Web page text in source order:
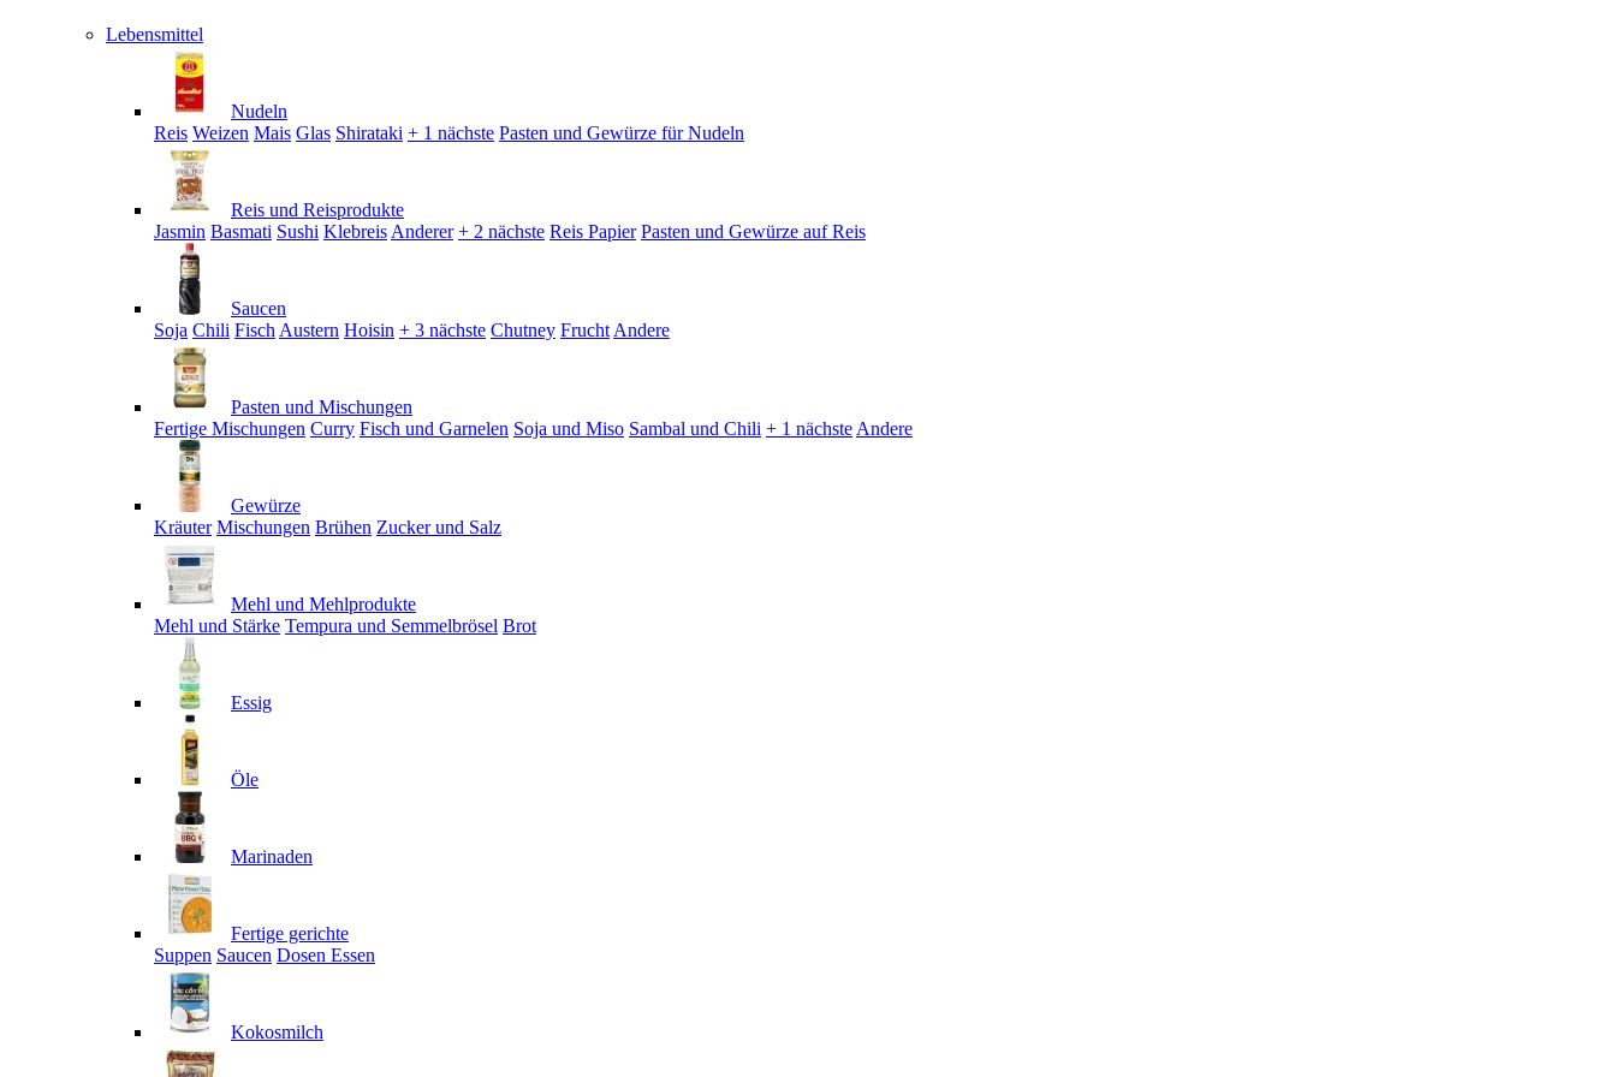
Lebensmittel
Nudeln
Reis Weizen Mais Glas Shirataki + 1 nächste Pasten und Gewürze für Nudeln
Reis und Reisprodukte
Jasmin Basmati Sushi Klebreis Anderer + 2 nächste Reis Papier Pasten und Gewürze auf Reis
Saucen
Soja Chili Fisch Austern Hoisin + 3 nächste Chutney Frucht Andere
Pasten und Mischungen
Fertige Mischungen Curry Fisch und Garnelen Soja und Miso Sambal und Chili + 1 nächste Andere
Gewürze
Kräuter Mischungen Brühen Zucker und Salz
Mehl und Mehlprodukte
Mehl und Stärke Tempura und Semmelbrösel Brot
Essig
Öle
Marinaden
Fertige gerichte
Suppen Saucen Dosen Essen
Kokosmilch